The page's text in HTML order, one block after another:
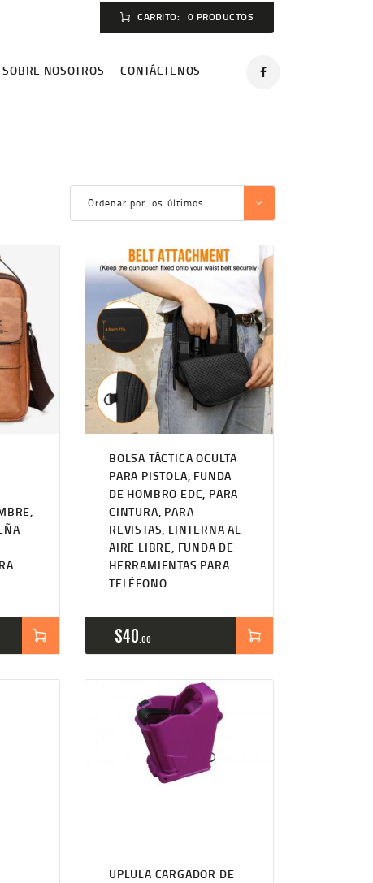
CARRITO: 0 PRODUCTOS
SOBRE NOSOTROS CONTÁCTENOS
BOLSA TÁCTICA OCULTA
PARA PISTOLA, FUNDA
DE HOMBRO EDC, PARA
CINTURA, PARA
REVISTAS, LINTERNA AL
AIRE LIBRE, FUNDA DE
HERRAMIENTAS PARA
TELÉFONO
$40 00
UPLULA CARGADOR DE